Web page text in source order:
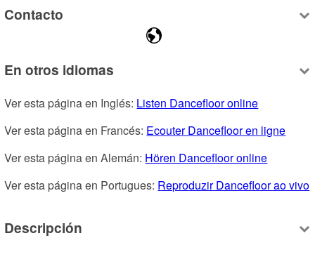
Contacto
En otros idiomas
Ver esta página en Inglés: Listen Dancefloor online
Ver esta página en Francés: Ecouter Dancefloor en ligne
Ver esta página en Alemán: Hören Dancefloor online
Ver esta página en Portugues: Reproduzir Dancefloor ao vivo
Descripción